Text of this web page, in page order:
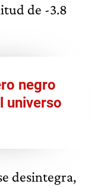
de -3.8
negro
universo
desintegra,